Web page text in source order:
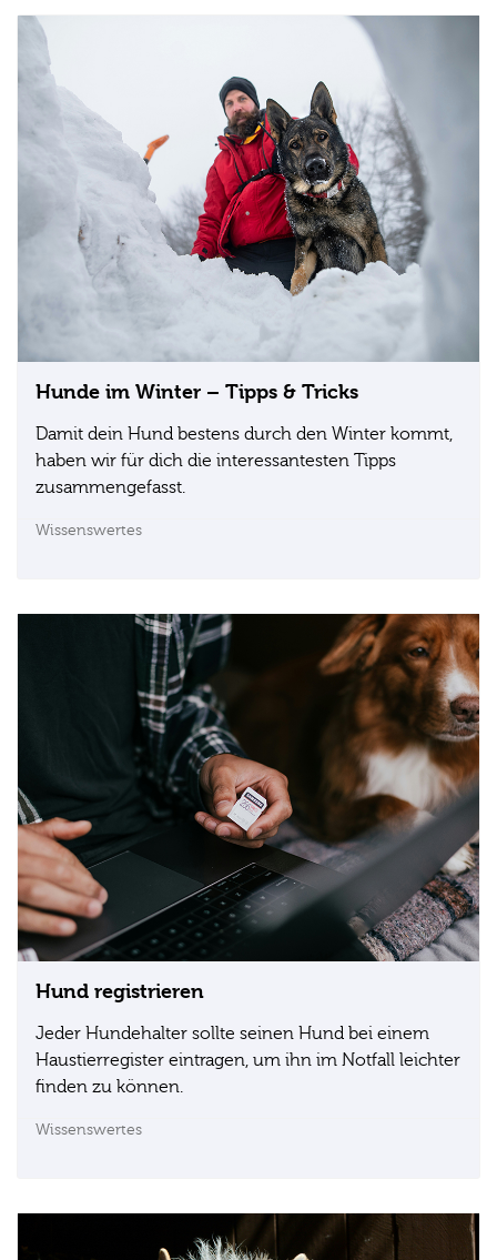
Hunde im Winter – Tipps & Tricks
Damit dein Hund bestens durch den Winter kommt,
haben wir für dich die interessantesten Tipps
zusammengefasst.
Wissenswertes
Hund registrieren
Jeder Hundehalter sollte seinen Hund bei einem
Haustierregister eintragen, um ihn im Notfall leichter
finden zu können.
Wissenswertes